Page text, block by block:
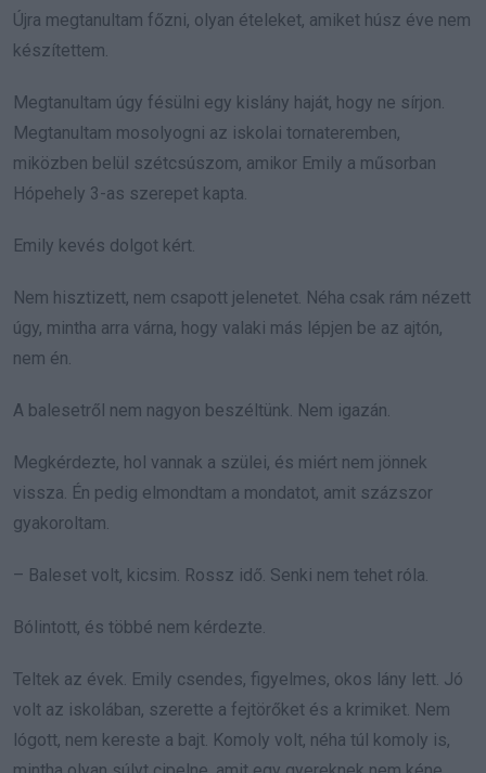
Újra megtanultam főzni, olyan ételeket, amiket húsz éve nem
készítettem.
Megtanultam úgy fésülni egy kislány haját, hogy ne sírjon.
Megtanultam mosolyogni az iskolai tornateremben,
miközben belül szétcsúszom, amikor Emily a műsorban
Hópehely 3-as szerepet kapta.
Emily kevés dolgot kért.
Nem hisztizett, nem csapott jelenetet. Néha csak rám nézett
úgy, mintha arra várna, hogy valaki más lépjen be az ajtón,
nem én.
A balesetről nem nagyon beszéltünk. Nem igazán.
Megkérdezte, hol vannak a szülei, és miért nem jönnek
vissza. Én pedig elmondtam a mondatot, amit százszor
gyakoroltam.
– Baleset volt, kicsim. Rossz idő. Senki nem tehet róla.
Bólintott, és többé nem kérdezte.
Teltek az évek. Emily csendes, figyelmes, okos lány lett. Jó
volt az iskolában, szerette a fejtörőket és a krimiket. Nem
lógott, nem kereste a bajt. Komoly volt, néha túl komoly is,